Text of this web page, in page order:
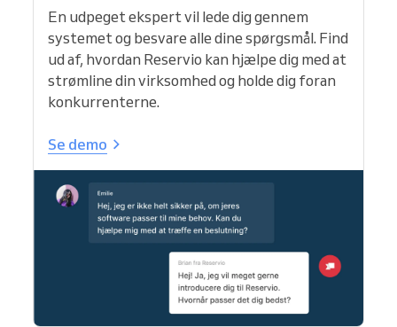
En udpeget ekspert vil lede dig gennem
systemet og besvare alle dine spørgsmål. Find
ud af, hvordan Reservio kan hjælpe dig med at
strømline din virksomhed og holde dig foran
konkurrenterne.
Se demo